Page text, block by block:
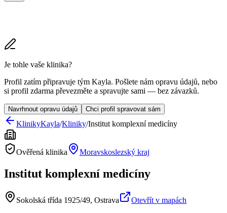
Je tohle vaše klinika?
Profil zatím připravuje tým Kayla. Pošlete nám opravu údajů, nebo
si profil zdarma převezměte a spravujte sami — bez závazků.
Navrhnout opravu údajů Chci profil spravovat sám
KlinikyKayla/Kliniky/Institut komplexní medicíny
Ověřená klinika Moravskoslezský kraj
Institut komplexní medicíny
Sokolská třída 1925/49, Ostrava Otevřít v mapách